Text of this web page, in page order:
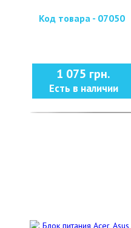
Код товара - 07050
1 075 грн.
Есть в наличии